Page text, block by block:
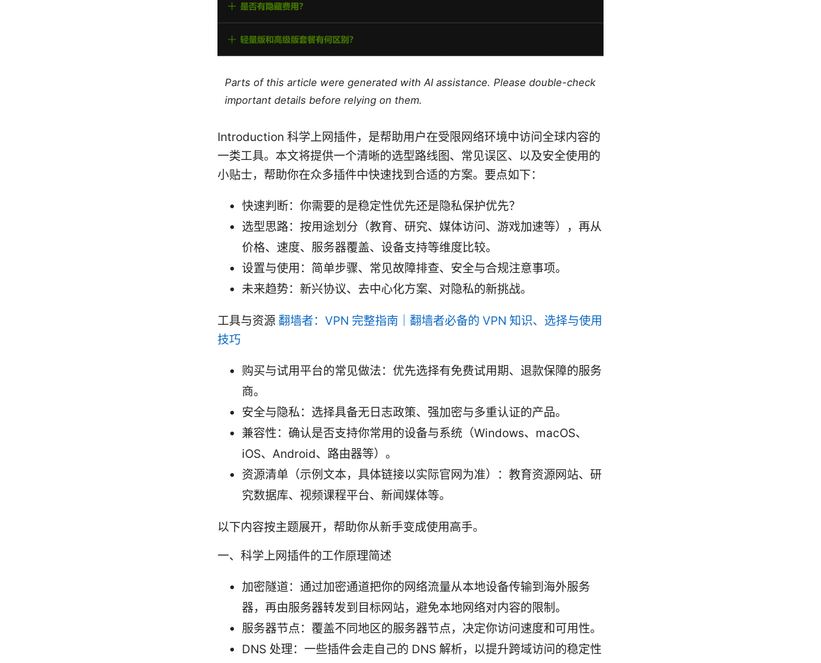
Parts of this article were generated with AI assistance. Please double-check
important details before relying on them.
Introduction 科学上网插件，是帮助用户在受限网络环境中访问全球内容的
一类工具。本文将提供一个清晰的选型路线图、常见误区、以及安全使用的
小贴士，帮助你在众多插件中快速找到合适的方案。要点如下：
快速判断：你需要的是稳定性优先还是隐私保护优先？
选型思路：按用途划分（教育、研究、媒体访问、游戏加速等），再从
价格、速度、服务器覆盖、设备支持等维度比较。
设置与使用：简单步骤、常见故障排查、安全与合规注意事项。
未来趋势：新兴协议、去中心化方案、对隐私的新挑战。
工具与资源 翻墙者：VPN 完整指南｜翻墙者必备的 VPN 知识、选择与使用
技巧
购买与试用平台的常见做法：优先选择有免费试用期、退款保障的服务
商。
安全与隐私：选择具备无日志政策、强加密与多重认证的产品。
兼容性：确认是否支持你常用的设备与系统（Windows、macOS、
iOS、Android、路由器等）。
资源清单（示例文本，具体链接以实际官网为准）：教育资源网站、研
究数据库、视频课程平台、新闻媒体等。
以下内容按主题展开，帮助你从新手变成使用高手。
一、科学上网插件的工作原理简述
加密隧道：通过加密通道把你的网络流量从本地设备传输到海外服务
器，再由服务器转发到目标网站，避免本地网络对内容的限制。
服务器节点：覆盖不同地区的服务器节点，决定你访问速度和可用性。
DNS 处理：一些插件会走自己的 DNS 解析，以提升跨域访问的稳定性